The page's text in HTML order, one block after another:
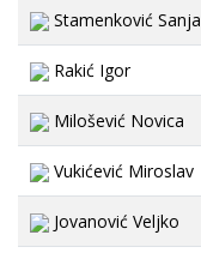
Stamenković Sanja
Rakić Igor
Milošević Novica
Vukićević Miroslav
Jovanović Veljko